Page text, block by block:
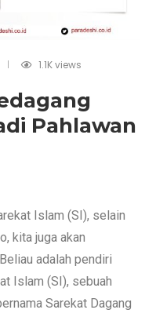
1.1Kviews
Pahlawan
Islam (SI), selain
kita juga akan
adalah pendiri
Islam (SI), sebuah
Sarekat Dagang